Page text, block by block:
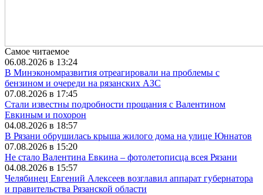
Самое читаемое
06.08.2026 в 13:24
В Минэкономразвития отреагировали на проблемы с
бензином и очереди на рязанских АЗС
07.08.2026 в 17:45
Стали известны подробности прощания с Валентином
Евкиным и похорон
04.08.2026 в 18:57
В Рязани обрушилась крыша жилого дома на улице Юннатов
07.08.2026 в 15:20
Не стало Валентина Евкина – фотолетописца всея Рязани
04.08.2026 в 15:57
Челябинец Евгений Алексеев возглавил аппарат губернатора
и правительства Рязанской области